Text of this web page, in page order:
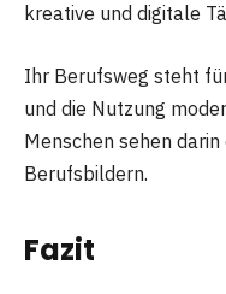
kreative und digitale
Ihr Berufsweg steht
und die Nutzung
Menschen sehen
Berufsbildern.
Fazit